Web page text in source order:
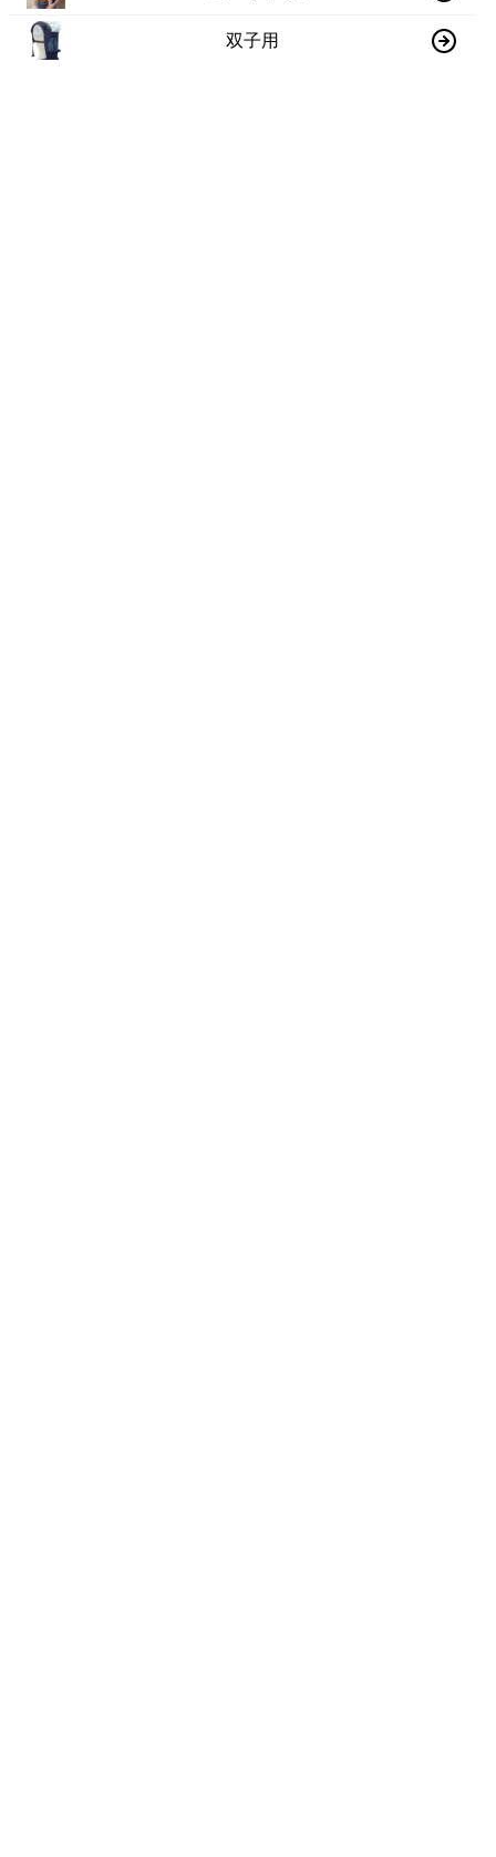
双子用